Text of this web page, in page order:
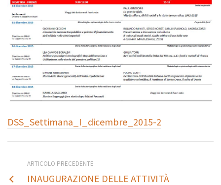
DSS_Settimana_I_dicembre_2015-2
ARTICOLO PRECEDENTE
INAUGURAZIONE DELLE ATTIVITÀ
ottobre